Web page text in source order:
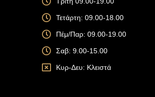
Τετάρτη: 09.00-18.00
Πέμ/Παρ: 09.00-19.00
Σαβ: 9.00-15.00
Κυρ-Δευ: Κλειστά